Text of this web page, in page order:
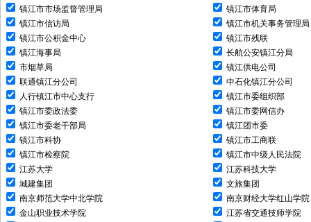
镇江市市场监督管理局
镇江市体育局
镇江市信访局
镇江市机关事务管理局
镇江市公积金中心
镇江市残联
镇江海事局
长航公安镇江分局
市烟草局
镇江供电公司
联通镇江分公司
中石化镇江分公司
人行镇江市中心支行
镇江市委组织部
镇江市委政法委
镇江市委网信办
镇江市委老干部局
镇江团市委
镇江市科协
镇江市工商联
镇江市检察院
镇江市中级人民法院
江苏大学
江苏科技大学
城建集团
文旅集团
南京师范大学中北学院
南京财经大学红山学院
金山职业技术学院
江苏省交通技师学院